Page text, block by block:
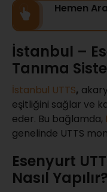
Hemen
İstanbul –
Tanıma
İstanbul UTTS,
eşitliğini sağlar ve
eder. Bu bağlamda,
genelinde UTTS
Esenyurt
Nasıl Yapılır?